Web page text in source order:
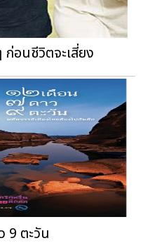
ก่อนชีวิตจะเสี่ยง
9 ตะวัน